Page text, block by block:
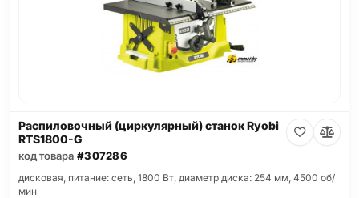
Распиловочный (циркулярный) станок Ryobi
RTS1800-G
код товара #307286
дисковая, питание: сеть, 1800 Вт, диаметр диска: 254 мм, 4500 об/
мин